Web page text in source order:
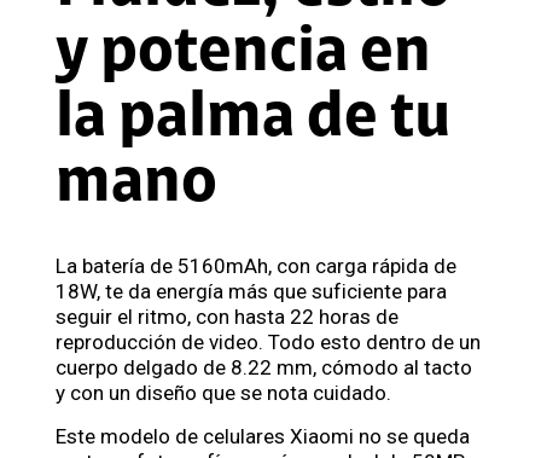
y potencia en
la palma de tu
mano
La batería de 5160mAh, con carga rápida de
18W, te da energía más que suficiente para
seguir el ritmo, con hasta 22 horas de
reproducción de video. Todo esto dentro de un
cuerpo delgado de 8.22 mm, cómodo al tacto
y con un diseño que se nota cuidado.
Este modelo de celulares Xiaomi no se queda